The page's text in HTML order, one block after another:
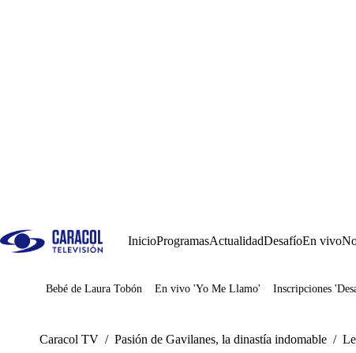
InicioProgramasActualidadDesafíoEn vivo
Juegos
Bebé de Laura Tobón En vivo 'Yo Me Llamo' Inscripciones
Caracol TV / Pasión de Gavilanes, la dinastía indomable /